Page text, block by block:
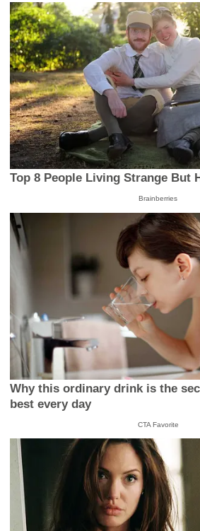
Top 8 People Living Strange But
Brainberries
Why this ordinary drink is the
best every day
CTA Favorite